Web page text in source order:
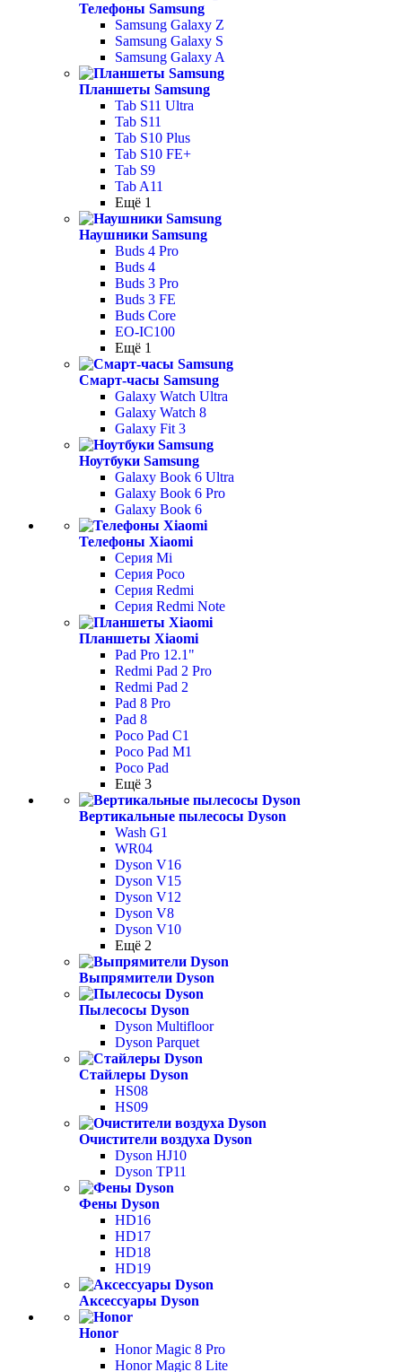
Телефоны Samsung
Samsung Galaxy Z
Samsung Galaxy S
Samsung Galaxy A
Планшеты Samsung
Tab S11 Ultra
Tab S11
Tab S10 Plus
Tab S10 FE+
Tab S9
Tab A11
Ещё 1
Наушники Samsung
Buds 4 Pro
Buds 4
Buds 3 Pro
Buds 3 FE
Buds Core
EO-IC100
Ещё 1
Смарт-часы Samsung
Galaxy Watch Ultra
Galaxy Watch 8
Galaxy Fit 3
Ноутбуки Samsung
Galaxy Book 6 Ultra
Galaxy Book 6 Pro
Galaxy Book 6
Телефоны Xiaomi
Серия Mi
Серия Poco
Серия Redmi
Серия Redmi Note
Планшеты Xiaomi
Pad Pro 12.1"
Redmi Pad 2 Pro
Redmi Pad 2
Pad 8 Pro
Pad 8
Poco Pad С1
Poco Pad M1
Poco Pad
Ещё 3
Вертикальные пылесосы Dyson
Wash G1
WR04
Dyson V16
Dyson V15
Dyson V12
Dyson V8
Dyson V10
Ещё 2
Выпрямители Dyson
Пылесосы Dyson
Dyson Multifloor
Dyson Parquet
Стайлеры Dyson
HS08
HS09
Очистители воздуха Dyson
Dyson HJ10
Dyson TP11
Фены Dyson
HD16
HD17
HD18
HD19
Аксессуары Dyson
Honor
Honor Magic 8 Pro
Honor Magic 8 Lite